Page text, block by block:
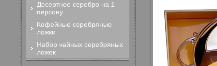
Десертное серебро на 1
персону
Кофейные серебряные
ложки
Набор чайных серебряных
ложек